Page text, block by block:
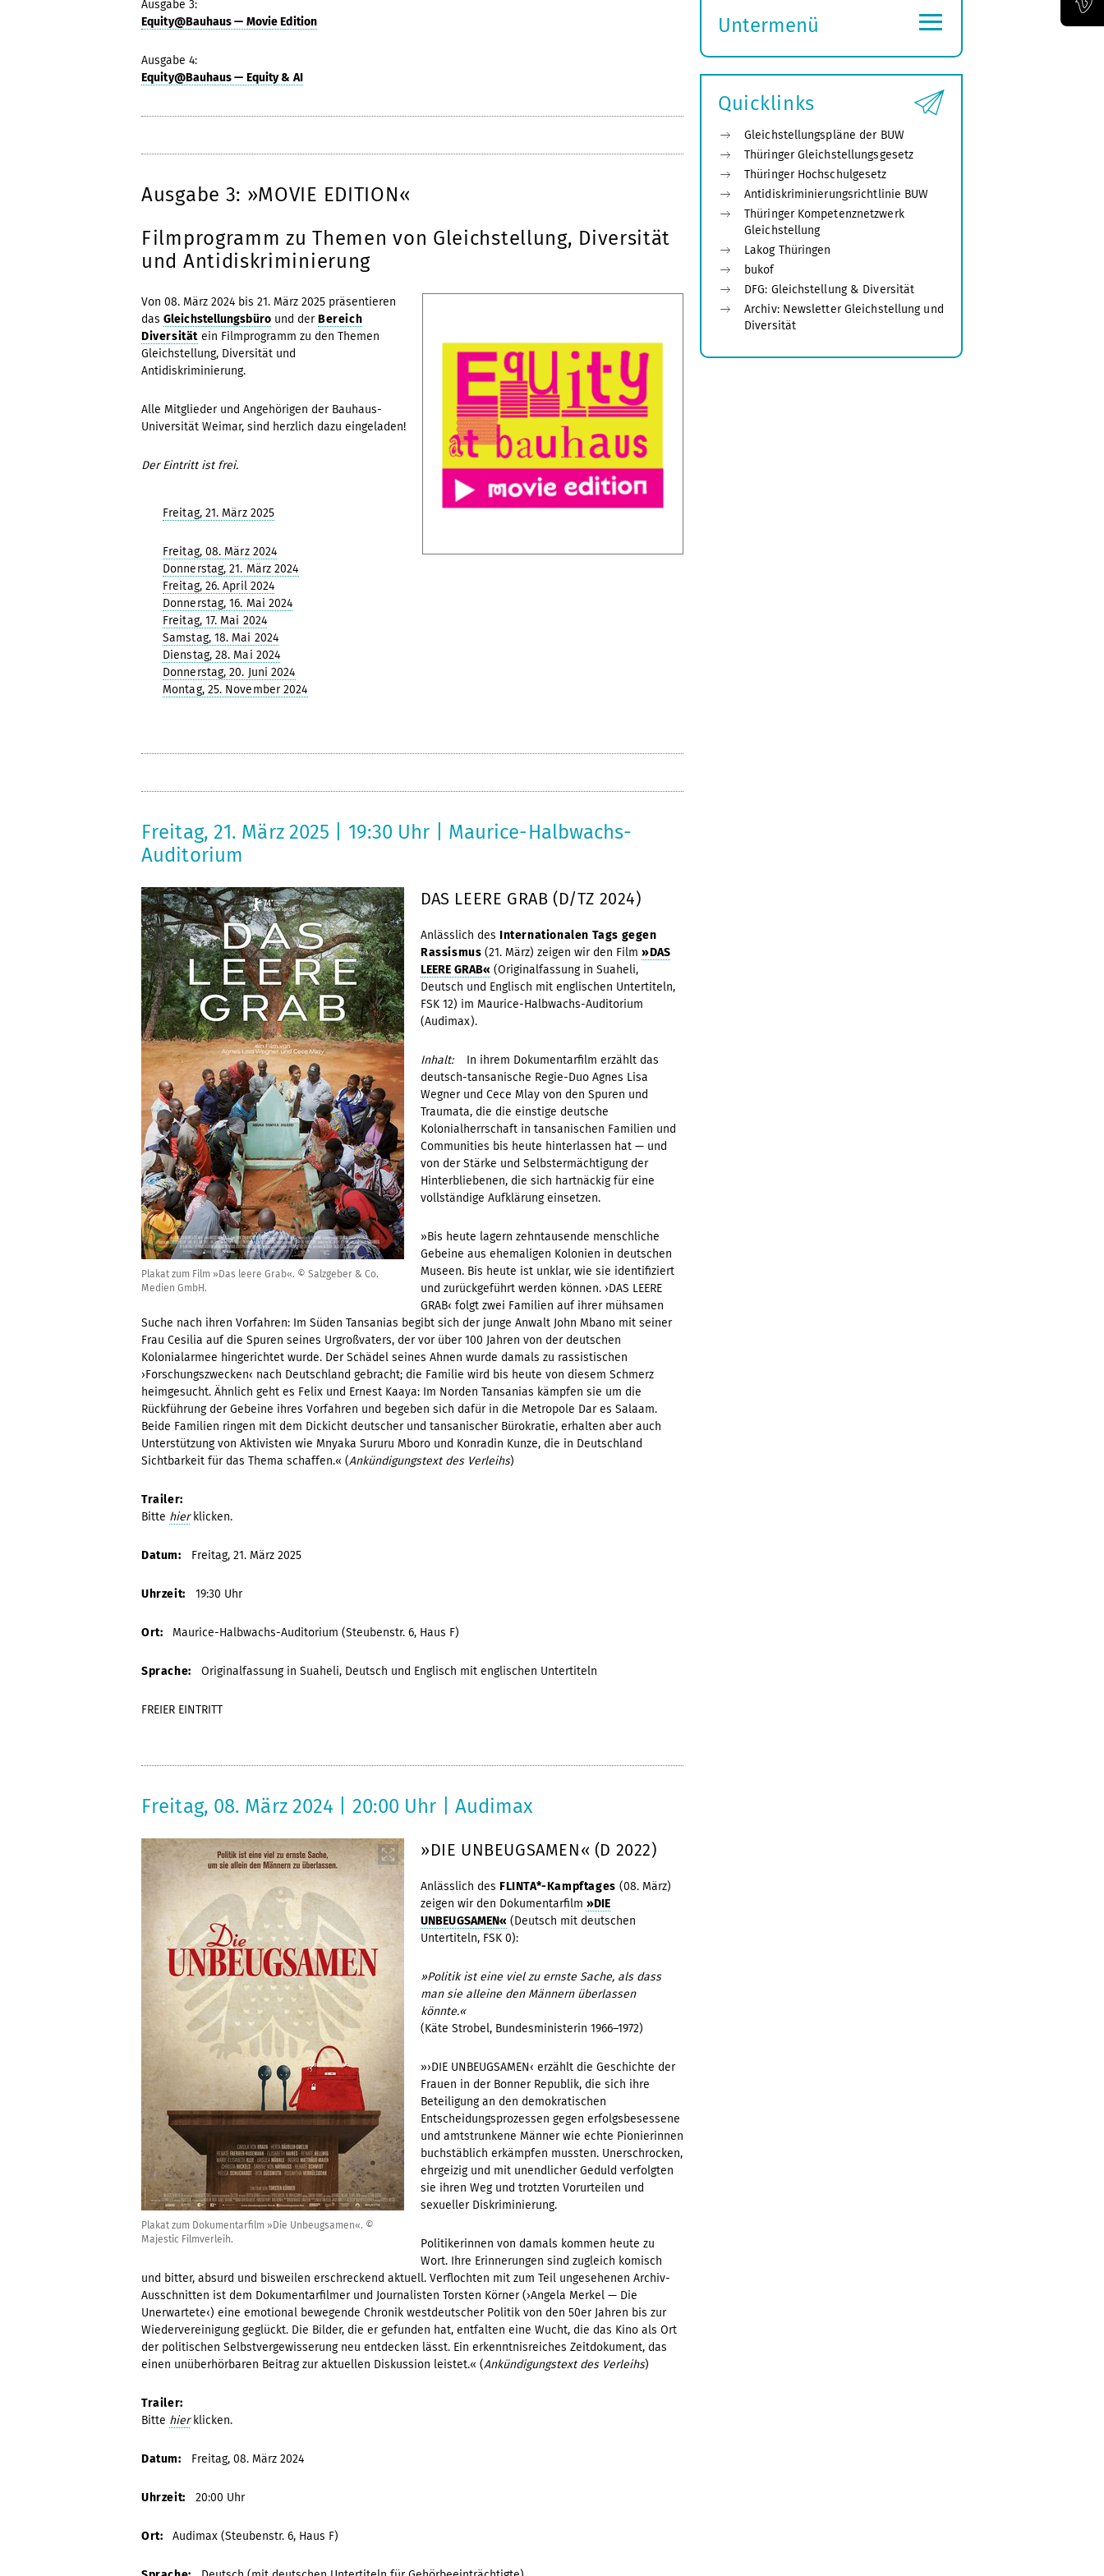
Ausgabe 3:
Equity@Bauhaus — Movie Edition
Ausgabe 4:
Equity@Bauhaus — Equity & AI
Ausgabe 3: »MOVIE EDITION«
Filmprogramm zu Themen von Gleichstellung, Diversität
und Antidiskriminierung
Von 08. März 2024 bis 21. März 2025 präsentieren
das Gleichstellungsbüround derBereich
Diversität ein Filmprogramm zu den Themen
Gleichstellung, Diversität und
Antidiskriminierung.
Alle Mitglieder und Angehörigen der Bauhaus-
Universität Weimar, sind herzlich dazu eingeladen!
Der Eintritt ist frei.
Freitag, 21. März 2025
Freitag, 08. März 2024
Donnerstag, 21. März 2024
Freitag, 26. April 2024
Donnerstag, 16. Mai 2024
Freitag, 17. Mai 2024
Samstag, 18. Mai 2024
Dienstag, 28. Mai 2024
Donnerstag, 20. Juni 2024
Montag, 25. November 2024
Freitag, 21. März 2025 | 19:30 Uhr | Maurice-Halbwachs-
Auditorium
Plakat zum Film »Das leere Grab«. © Salzgeber & Co.
Medien GmbH.
DAS LEERE GRAB (D/TZ 2024)
Anlässlich des Internationalen Tags gegen
Rassismus (21. März) zeigen wir den Film»DAS
LEERE GRAB« (Originalfassung in Suaheli,
Deutsch und Englisch mit englischen Untertiteln,
FSK 12) im Maurice-Halbwachs-Auditorium
(Audimax).
Inhalt:In ihrem Dokumentarfilm erzählt das
deutsch-tansanische Regie-Duo Agnes Lisa
Wegner und Cece Mlay von den Spuren und
Traumata, die die einstige deutsche
Kolonialherrschaft in tansanischen Familien und
Communities bis heute hinterlassen hat — und
von der Stärke und Selbstermächtigung der
Hinterbliebenen, die sich hartnäckig für eine
vollständige Aufklärung einsetzen.
»Bis heute lagern zehntausende menschliche
Gebeine aus ehemaligen Kolonien in deutschen
Museen. Bis heute ist unklar, wie sie identifiziert
und zurückgeführt werden können. ›DAS LEERE
GRAB‹ folgt zwei Familien auf ihrer mühsamen
Suche nach ihren Vorfahren: Im Süden Tansanias begibt sich der junge Anwalt John Mbano mit seiner
Frau Cesilia auf die Spuren seines Urgroßvaters, der vor über 100 Jahren von der deutschen
Kolonialarmee hingerichtet wurde. Der Schädel seines Ahnen wurde damals zu rassistischen
›Forschungszwecken‹ nach Deutschland gebracht; die Familie wird bis heute von diesem Schmerz
heimgesucht. Ähnlich geht es Felix und Ernest Kaaya: Im Norden Tansanias kämpfen sie um die
Rückführung der Gebeine ihres Vorfahren und begeben sich dafür in die Metropole Dar es Salaam.
Beide Familien ringen mit dem Dickicht deutscher und tansanischer Bürokratie, erhalten aber auch
Unterstützung von Aktivisten wie Mnyaka Sururu Mboro und Konradin Kunze, die in Deutschland
Sichtbarkeit für das Thema schaffen.« (Ankündigungstext des Verleihs)
Trailer:
Bitte hierklicken.
Datum: Freitag, 21. März 2025
Uhrzeit: 19:30 Uhr
Ort: Maurice-Halbwachs-Auditorium (Steubenstr. 6, Haus F)
Sprache: Originalfassung in Suaheli, Deutsch und Englisch mit englischen Untertiteln
FREIER EINTRITT
Freitag, 08. März 2024 | 20:00 Uhr | Audimax
Plakat zum Dokumentarfilm »Die Unbeugsamen«. ©
Majestic Filmverleih.
»DIE UNBEUGSAMEN« (D 2022)
Anlässlich des FLINTA*-Kampftages (08. März)
zeigen wir den Dokumentarfilm »DIE
UNBEUGSAMEN« (Deutsch mit deutschen
Untertiteln, FSK 0):
»Politik ist eine viel zu ernste Sache, als dass
man sie alleine den Männern überlassen
könnte.«
(Käte Strobel, Bundesministerin 1966–1972)
»›DIE UNBEUGSAMEN‹ erzählt die Geschichte der
Frauen in der Bonner Republik, die sich ihre
Beteiligung an den demokratischen
Entscheidungsprozessen gegen erfolgsbesessene
und amtstrunkene Männer wie echte Pionierinnen
buchstäblich erkämpfen mussten. Unerschrocken,
ehrgeizig und mit unendlicher Geduld verfolgten
sie ihren Weg und trotzten Vorurteilen und
sexueller Diskriminierung.
Politikerinnen von damals kommen heute zu
Wort. Ihre Erinnerungen sind zugleich komisch
und bitter, absurd und bisweilen erschreckend aktuell. Verflochten mit zum Teil ungesehenen Archiv-
Ausschnitten ist dem Dokumentarfilmer und Journalisten Torsten Körner (›Angela Merkel — Die
Unerwartete‹) eine emotional bewegende Chronik westdeutscher Politik von den 50er Jahren bis zur
Wiedervereinigung geglückt. Die Bilder, die er gefunden hat, entfalten eine Wucht, die das Kino als Ort
der politischen Selbstvergewisserung neu entdecken lässt. Ein erkenntnisreiches Zeitdokument, das
einen unüberhörbaren Beitrag zur aktuellen Diskussion leistet.« (Ankündigungstext des Verleihs)
Trailer:
Bitte hierklicken.
Datum: Freitag, 08. März 2024
Uhrzeit: 20:00 Uhr
Ort: Audimax (Steubenstr. 6, Haus F)
Untermenü
öffnen
≡
Quicklinks
Gleichstellungspläne der BUW
Thüringer Gleichstellungsgesetz
Thüringer Hochschulgesetz
Antidiskriminierungsrichtlinie BUW
Thüringer Kompetenznetzwerk
Gleichstellung
Lakog Thüringen
bukof
DFG: Gleichstellung & Diversität
Archiv: Newsletter Gleichstellung und
Diversität